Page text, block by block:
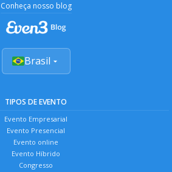
Conheça nosso blog
Brasil
TIPOS DE EVENTO
Evento Empresarial
Evento Presencial
Evento online
Evento Híbrido
Congresso